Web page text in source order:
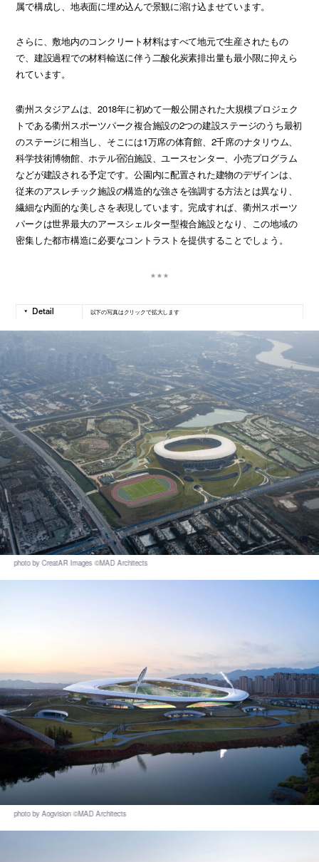
属で構成し、地表面に埋め込んで景観に溶け込ませています。
さらに、敷地内のコンクリート材料はすべて地元で生産されたもの
で、建設過程での材料輸送に伴う二酸化炭素排出量も最小限に抑えら
れています。
衢州スタジアムは、2018年に初めて一般公開された大規模プロジェク
トである衢州スポーツパーク複合施設の2つの建設ステージのうち最初
のステージに相当し、そこには1万席の体育館、2千席のナタリウム、
科学技術博物館、ホテル宿泊施設、ユースセンター、小売プログラム
などが建設される予定です。公園内に配置された建物のデザインは、
従来のアスレチック施設の構造的な強さを強調する方法とは異なり、
繊細な内面的な美しさを表現しています。完成すれば、衢州スポーツ
パークは世界最大のアースシェルター型複合施設となり、この地域の
密集した都市構造に必要なコントラストを提供することでしょう。
以下の写真はクリックで拡大します